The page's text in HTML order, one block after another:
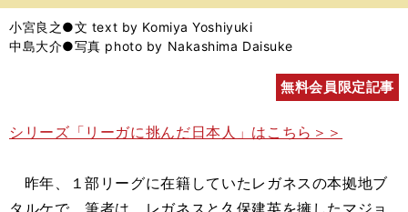
バ
小宮良之●文 text by Komiya Yoshiyuki
中島大介●写真 photo by Nakashima Daisuke
無料会員限定記事
シリーズ「リーガに挑んだ日本人」はこちら＞＞
昨年、１部リーグに在籍していたレガネスの本拠地ブ
タルケで、筆者は、レガネスと久保建英を擁したマジョ